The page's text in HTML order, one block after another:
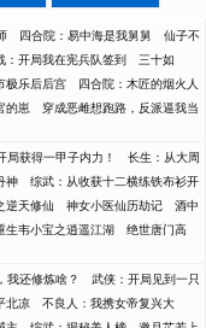
四合院：易中海是我舅舅
仙子不
：开局我在宪兵队签到
三十如
极乐后后宫
四合院：木匠的烟火人
的崽
穿成恶雌想跑路，反派逼我当
局获得一甲子内力！
长生：从大周
神
综武：从收获十二横练铁布衫开
逆天修仙 神女小医仙历劫记
酒中
生韦小宝之逍遥江湖
绝世唐门高
我还修炼啥？
武侠：开局见到一只
北凉
不良人：我携女帝复兴大